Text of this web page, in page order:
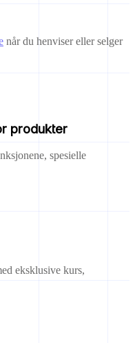
når du henviser eller selger
produkter
spesielle
eksklusive kurs,